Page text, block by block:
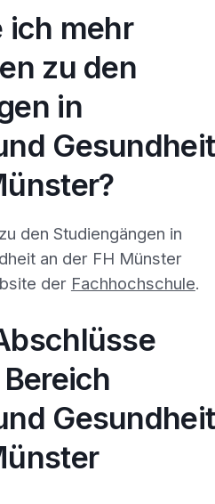
ich mehr
zu den
in
Gesundheit
den Studiengängen in
an der FH Münster
der Fachhochschule.
Gesundheit